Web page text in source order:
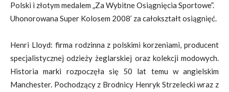
Polski i złotym medalem „Za Wybitne Osiągnięcia Sportowe”.
Uhonorowana Super Kolosem 2008’ za całokształt osiągnięć.
Henri Lloyd: firma rodzinna z polskimi korzeniami, producent
specjalistycznej odzieży żeglarskiej oraz kolekcji modowych.
Historia marki rozpoczęła się 50 lat temu w angielskim
Manchester. Pochodzący z Brodnicy Henryk Strzelecki wraz z